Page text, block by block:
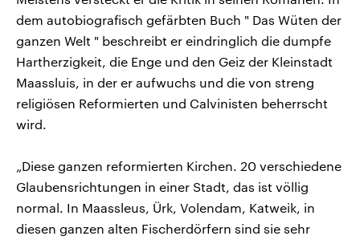
dem autobiografisch gefärbten Buch " Das Wüten der
ganzen Welt " beschreibt er eindringlich die dumpfe
Hartherzigkeit, die Enge und den Geiz der Kleinstadt
Maassluis, in der er aufwuchs und die von streng
religiösen Reformierten und Calvinisten beherrscht
wird.
„Diese ganzen reformierten Kirchen. 20 verschiedene
Glaubensrichtungen in einer Stadt, das ist völlig
normal. In Maassleus, Ürk, Volendam, Katweik, in
diesen ganzen alten Fischerdörfern sind sie sehr